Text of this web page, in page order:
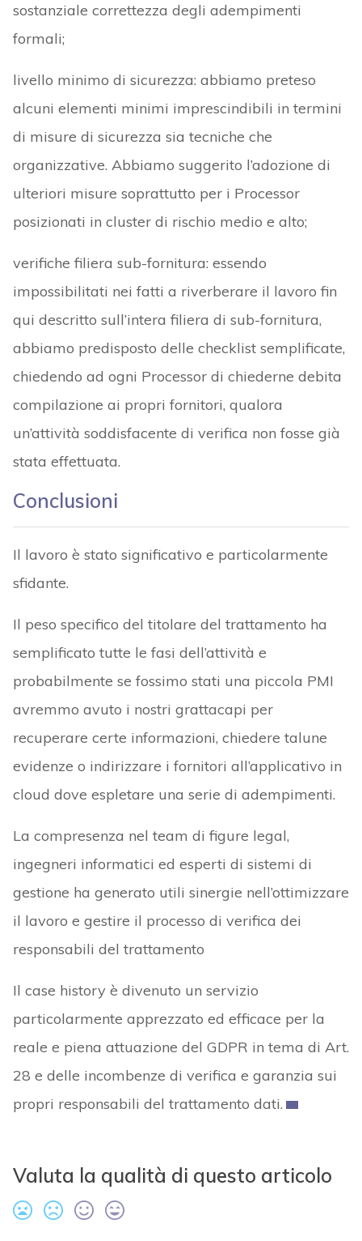
sostanziale correttezza degli adempimenti
formali;
livello minimo di sicurezza: abbiamo preteso
alcuni elementi minimi imprescindibili in termini
di misure di sicurezza sia tecniche che
organizzative. Abbiamo suggerito l’adozione di
ulteriori misure soprattutto per i Processor
posizionati in cluster di rischio medio e alto;
verifiche filiera sub-fornitura: essendo
impossibilitati nei fatti a riverberare il lavoro fin
qui descritto sull’intera filiera di sub-fornitura,
abbiamo predisposto delle checklist semplificate,
chiedendo ad ogni Processor di chiederne debita
compilazione ai propri fornitori, qualora
un’attività soddisfacente di verifica non fosse già
stata effettuata.
Conclusioni
Il lavoro è stato significativo e particolarmente
sfidante.
Il peso specifico del titolare del trattamento ha
semplificato tutte le fasi dell’attività e
probabilmente se fossimo stati una piccola PMI
avremmo avuto i nostri grattacapi per
recuperare certe informazioni, chiedere talune
evidenze o indirizzare i fornitori all’applicativo in
cloud dove espletare una serie di adempimenti.
La compresenza nel team di figure legal,
ingegneri informatici ed esperti di sistemi di
gestione ha generato utili sinergie nell’ottimizzare
il lavoro e gestire il processo di verifica dei
responsabili del trattamento
Il case history è divenuto un servizio
particolarmente apprezzato ed efficace per la
reale e piena attuazione del GDPR in tema di Art.
28 e delle incombenze di verifica e garanzia sui
propri responsabili del trattamento dati.
Valuta la qualità di questo articolo